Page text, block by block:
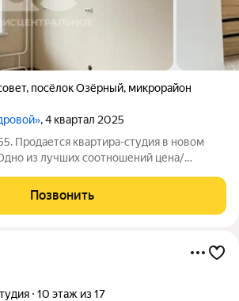
, посёлок Озёрный, микрорайон
, 4 квартал 2025
Продается квартира-студия в новом
из лучших соотношений цена/
эргономичная планировка. - Отделка:
Позвонить
10 этаж из 17